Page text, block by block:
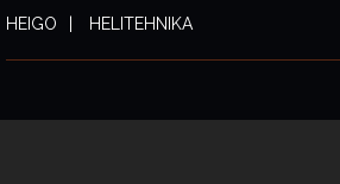
HEIGO HELITEHNIKA